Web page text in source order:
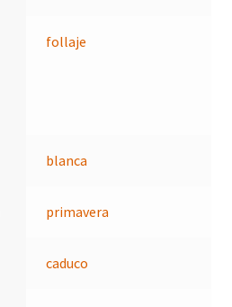
follaje
blanca
primavera
caduco